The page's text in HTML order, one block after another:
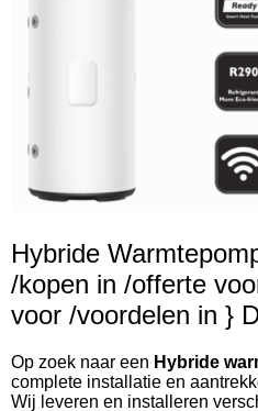
Hybride
/kopen in /offerte
voor /voordelen in }
Op zoek naar een Hybride
complete installatie en
Wij leveren en installeren